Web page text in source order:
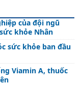
của đội ngũ
khỏe Nhân
sức khỏe ban đầu
Viamin A, thuốc